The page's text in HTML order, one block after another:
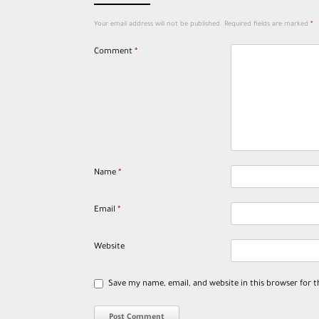
Your email address will not be published. Required fields are marked *
Comment *
Name *
Email *
Website
Save my name, email, and website in this browser for